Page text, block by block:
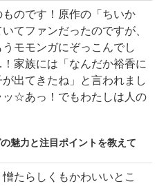
のです！原作の「ちいか
てファンだったのですが、
モモンガにぞっこんでし
家族には「なんだか裕香に
出てきたね」と言われまし
ッ☆あっ！でもわたしは人の
魅力と注目ポイントを教えて
たらしくもかわいいとこ